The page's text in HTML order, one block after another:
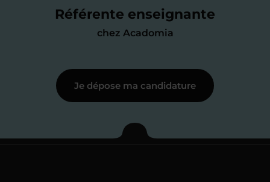
Référente enseignante
chez Acadomia
me mettre à jour au besoin) et
j’échange en direct avec un chargé de
Étape 3
Je commence mes
Je dépose ma candidature